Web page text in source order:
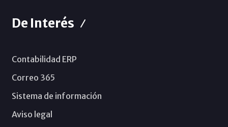
De Interés
Contabilidad ERP
Correo 365
Sistema de información
Aviso legal